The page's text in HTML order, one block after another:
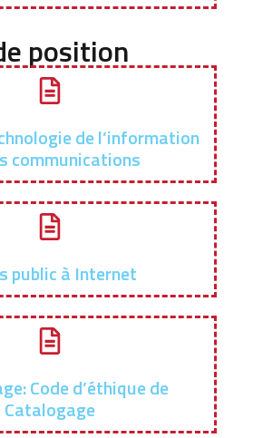
position
de l’information
communications
public à Internet
Code d’éthique de
Catalogage